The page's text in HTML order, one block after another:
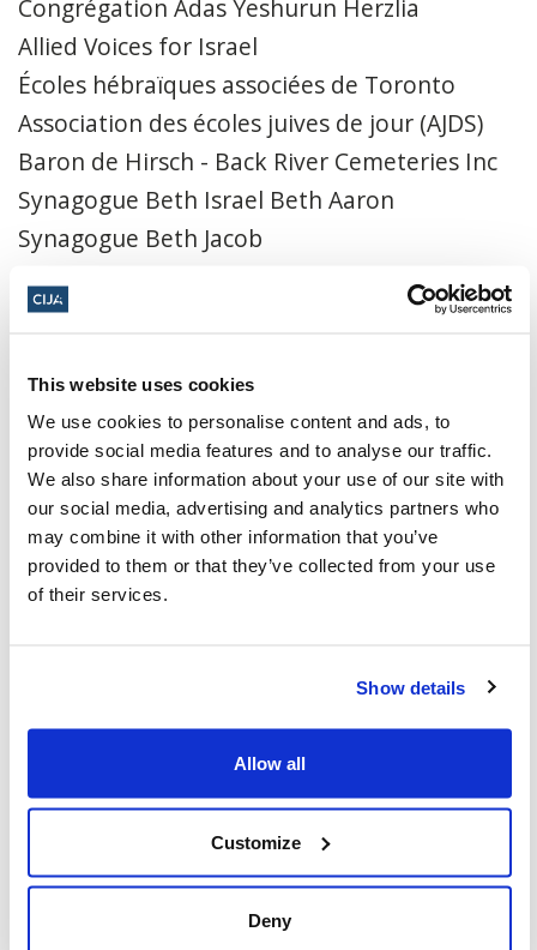
This website uses cookies
We use cookies to personalise content and ads, to
provide social media features and to analyse our traffic.
We also share information about your use of our site with
our social media, advertising and analytics partners who
may combine it with other information that you’ve
provided to them or that they’ve collected from your use
of their services.
Show details
Allow all
Customize
Deny
Congrégation Adas Yeshurun Herzlia
Allied Voices for Israel
Écoles hébraïques associées de Toronto
Association des écoles juives de jour (AJDS)
Baron de Hirsch - Back River Cemeteries Inc
Synagogue Beth Israel Beth Aaron
Synagogue Beth Jacob
Beth Torah
Congrégation Beth Zion
Écoles Bnei Akiva
École hébraïque de jour Bialik
Camp B'nai Brith Inc
Camp B'nai B'rith Society
Camp Kinneret-Biluim
Camp Wahanowin
Camp Walden Canada
Canadian Associates of Ben-Gurion
Canadian Friends of Hebrew University
Canadian Young Judaea